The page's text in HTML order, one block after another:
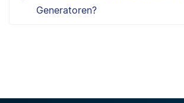
Generatoren?